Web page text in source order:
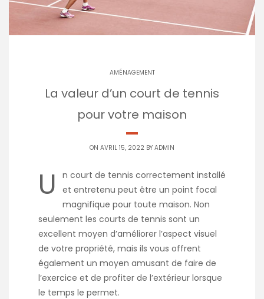
AMÉNAGEMENT
La valeur d’un court de tennis
pour votre maison
ON AVRIL 15, 2022 BY ADMIN
U
n court de tennis correctement installé
et entretenu peut être un point focal
magnifique pour toute maison. Non
seulement les courts de tennis sont un
excellent moyen d’améliorer l’aspect visuel
de votre propriété, mais ils vous offrent
également un moyen amusant de faire de
l’exercice et de profiter de l’extérieur lorsque
le temps le permet.